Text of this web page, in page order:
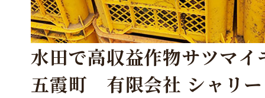
水田で高収益作物サツマ
五霞町 有限会社 シャリー